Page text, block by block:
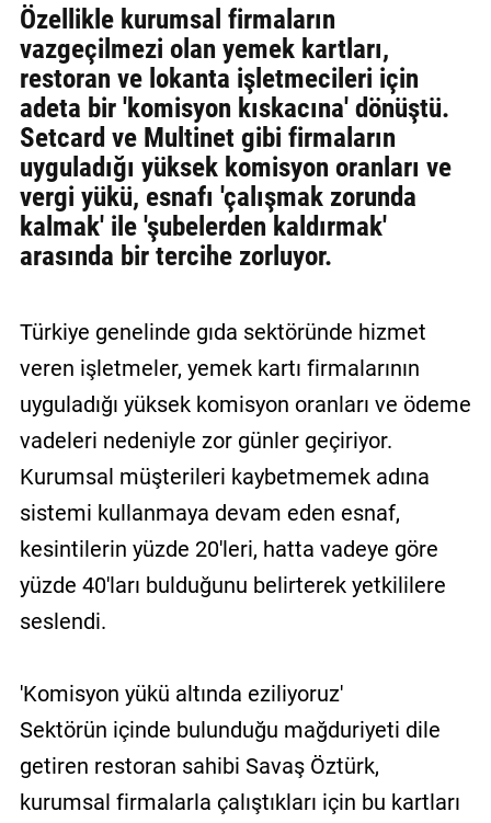
BİZE
ULAŞIN
Künye
İletişim
Gizlilik
Politikası
Özellikle kurumsal firmaların
vazgeçilmezi olan yemek kartları,
restoran ve lokanta işletmecileri için
adeta bir 'komisyon kıskacına' dönüştü.
Setcard ve Multinet gibi firmaların
uyguladığı yüksek komisyon oranları ve
vergi yükü, esnafı 'çalışmak zorunda
kalmak' ile 'şubelerden kaldırmak'
arasında bir tercihe zorluyor.
Türkiye genelinde gıda sektöründe hizmet
veren işletmeler, yemek kartı firmalarının
uyguladığı yüksek komisyon oranları ve ödeme
vadeleri nedeniyle zor günler geçiriyor.
Kurumsal müşterileri kaybetmemek adına
sistemi kullanmaya devam eden esnaf,
kesintilerin yüzde 20'leri, hatta vadeye göre
yüzde 40'ları bulduğunu belirterek yetkililere
seslendi.
'Komisyon yükü altında eziliyoruz'
Sektörün içinde bulunduğu mağduriyeti dile
getiren restoran sahibi Savaş Öztürk,
kurumsal firmalarla çalıştıkları için bu kartları